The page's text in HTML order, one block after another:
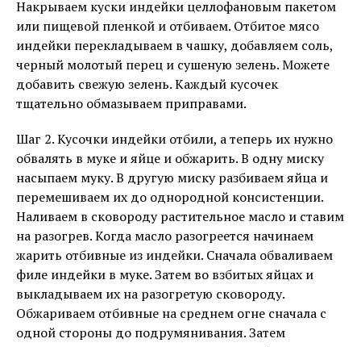
Накрываем куски индейки целлофановым пакетом
или пищевой пленкой и отбиваем. Отбитое мясо
индейки перекладываем в чашку, добавляем соль,
черный молотый перец и сушеную зелень. Можете
добавить свежую зелень. Каждый кусочек
тщательно обмазываем приправами.
Шаг 2. Кусочки индейки отбили, а теперь их нужно
обвалять в муке и яйце и обжарить. В одну миску
насыпаем муку. В другую миску разбиваем яйца и
перемешиваем их до однородной консистенции.
Наливаем в сковороду растительное масло и ставим
на разогрев. Когда масло разогреется начинаем
жарить отбивные из индейки. Сначала обваливаем
филе индейки в муке. Затем во взбитых яйцах и
выкладываем их на разогретую сковороду.
Обжариваем отбивные на среднем огне сначала с
одной стороны до подрумянивания. Затем